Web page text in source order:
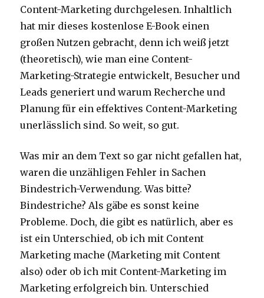
Content-Marketing durchgelesen. Inhaltlich
hat mir dieses kostenlose E-Book einen
großen Nutzen gebracht, denn ich weiß jetzt
(theoretisch), wie man eine Content-
Marketing-Strategie entwickelt, Besucher und
Leads generiert und warum Recherche und
Planung für ein effektives Content-Marketing
unerlässlich sind. So weit, so gut.
Was mir an dem Text so gar nicht gefallen hat,
waren die unzähligen Fehler in Sachen
Bindestrich-Verwendung. Was bitte?
Bindestriche? Als gäbe es sonst keine
Probleme. Doch, die gibt es natürlich, aber es
ist ein Unterschied, ob ich mit Content
Marketing mache (Marketing mit Content
also) oder ob ich mit Content-Marketing im
Marketing erfolgreich bin. Unterschied